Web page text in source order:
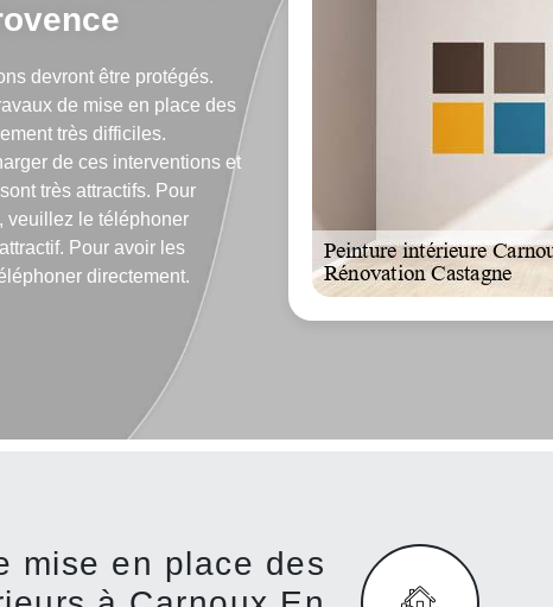
devront être protégés.
de mise en place des
très difficiles.
de ces interventions et
très attractifs. Pour
veuillez le téléphoner
Pour avoir les
directement.
mise en place des